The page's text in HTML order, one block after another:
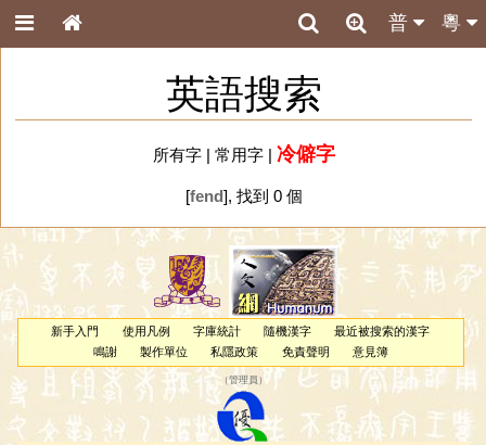
粵
普
英語搜索
所有字| 常用字| 冷僻字
[fend], 找到 0 個
新手入門 使用凡例 字庫統計 隨機漢字
最近被搜索的漢字
鳴謝
製作單位 私隱政策 免責聲明 意見簿
（管理員 ）